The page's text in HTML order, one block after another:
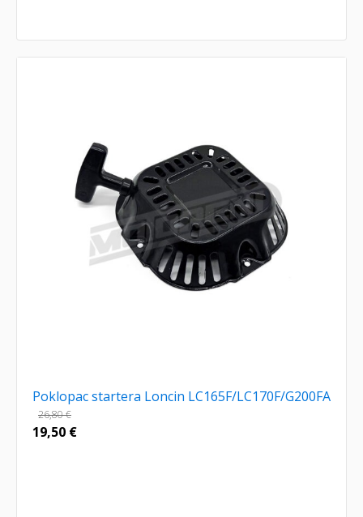
Poklopac startera Loncin LC165F/LC170F/G200FA
26,80€
19,50 €